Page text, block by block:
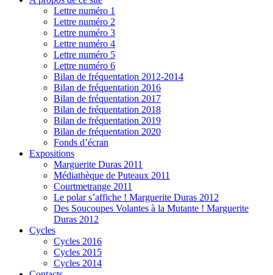
Lettre numéro 1
Lettre numéro 2
Lettre numéro 3
Lettre numéro 4
Lettre numéro 5
Lettre numéro 6
Bilan de fréquentation 2012-2014
Bilan de fréquentation 2016
Bilan de fréquentation 2017
Bilan de fréquentation 2018
Bilan de fréquentation 2019
Bilan de fréquentation 2020
Fonds d’écran
Expositions
Marguerite Duras 2011
Médiathèque de Puteaux 2011
Courtmetrange 2011
Le polar s’affiche ! Marguerite Duras 2012
Des Soucoupes Volantes à la Mutante ! Marguerite
Duras 2012
Cycles
Cycles 2016
Cycles 2015
Cycles 2014